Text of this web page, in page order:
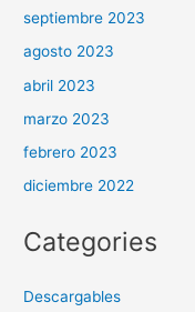
septiembre 2023
agosto 2023
abril 2023
marzo 2023
febrero 2023
diciembre 2022
Categories
Descargables